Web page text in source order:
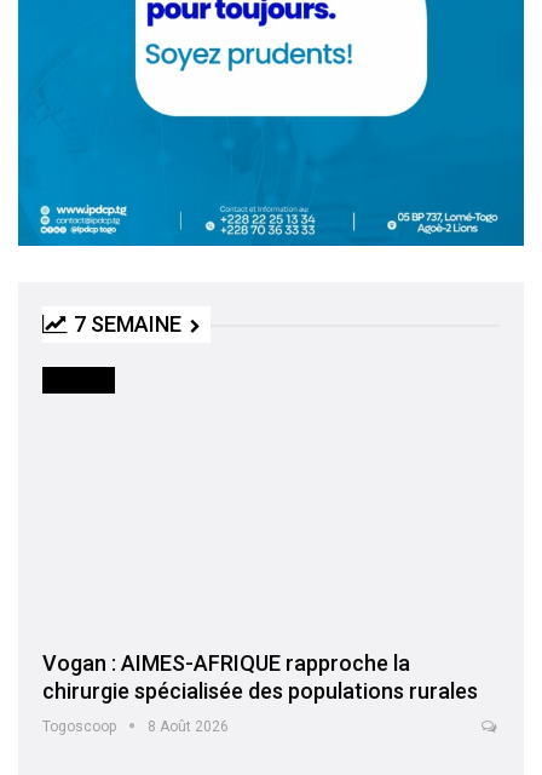
7 SEMAINE
Vogan : AIMES-AFRIQUE rapproche la
chirurgie spécialisée des populations rurales
Togoscoop 8 Août 2026